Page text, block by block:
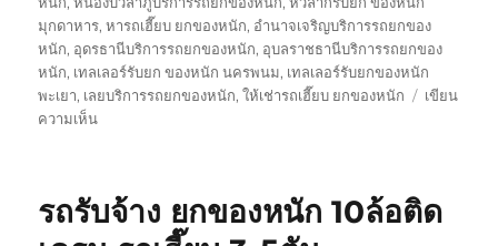
มุกดาหาร,หารถเฮี๊ยบ ยกของหนัก, อำนาจเจริญบริการรถยกของ
หนัก, อุดรธานีบริการรถยกของหนัก, อุบลราชธานีบริการรถยกของ
หนัก, เทลเลอร์รับยก ของหนัก นครพนม, เทลเลอร์รับยกของหนัก
พะเยา, เลยบริการรถยกของหนัก,ให้เช่ารถเฮี๊ยบ ยกของหนัก
เขียน
ความเห็นบน
ของ
รถรับจ้าง ยกของหนัก 10ล้อติด